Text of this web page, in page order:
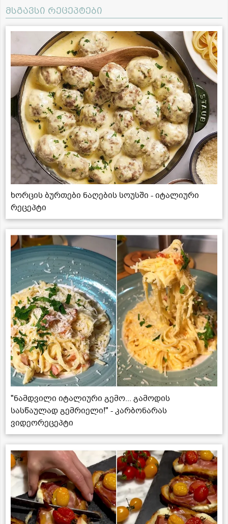
მსგავსი რეცეპტები
ხორცის ბურთები ნაღების სოუსში - იტალიური
რეცეპტი
"ნამდვილი იტალიური გემო... გამოდის
სასწაულად გემრიელი!" - კარბონარას
ვიდეორეცეპტი